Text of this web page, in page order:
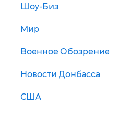
Шоу-Биз
Мир
Военное Обозрение
Новости Донбасса
США